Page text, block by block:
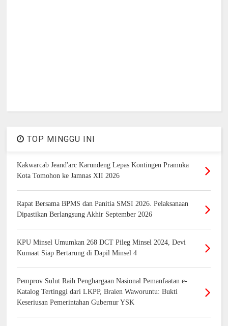
TOP MINGGU INI
Kakwarcab Jeand'arc Karundeng Lepas Kontingen Pramuka
Kota Tomohon ke Jamnas XII 2026
Rapat Bersama BPMS dan Panitia SMSI 2026. Pelaksanaan
Dipastikan Berlangsung Akhir September 2026
KPU Minsel Umumkan 268 DCT Pileg Minsel 2024, Devi
Kumaat Siap Bertarung di Dapil Minsel 4
Pemprov Sulut Raih Penghargaan Nasional Pemanfaatan e-
Katalog Tertinggi dari LKPP, Braien Waworuntu: Bukti
Keseriusan Pemerintahan Gubernur YSK